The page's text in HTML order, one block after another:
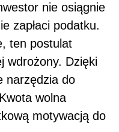
nie osiągnie
zapłaci podatku.
ten postulat
wdrożony. Dzięki
narzędzia do
wolna
motywacją do